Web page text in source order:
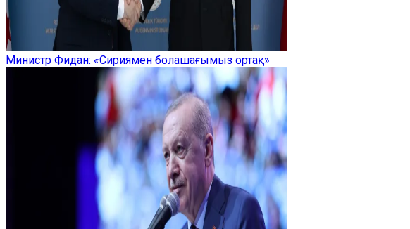
Министр Фидан: «Сириямен болашағымыз ортақ»